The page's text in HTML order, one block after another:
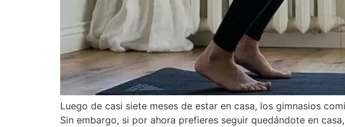
Luego de casi siete meses de estar en casa, los gimnasios
Sin embargo, si por ahora prefieres seguir quedándote en